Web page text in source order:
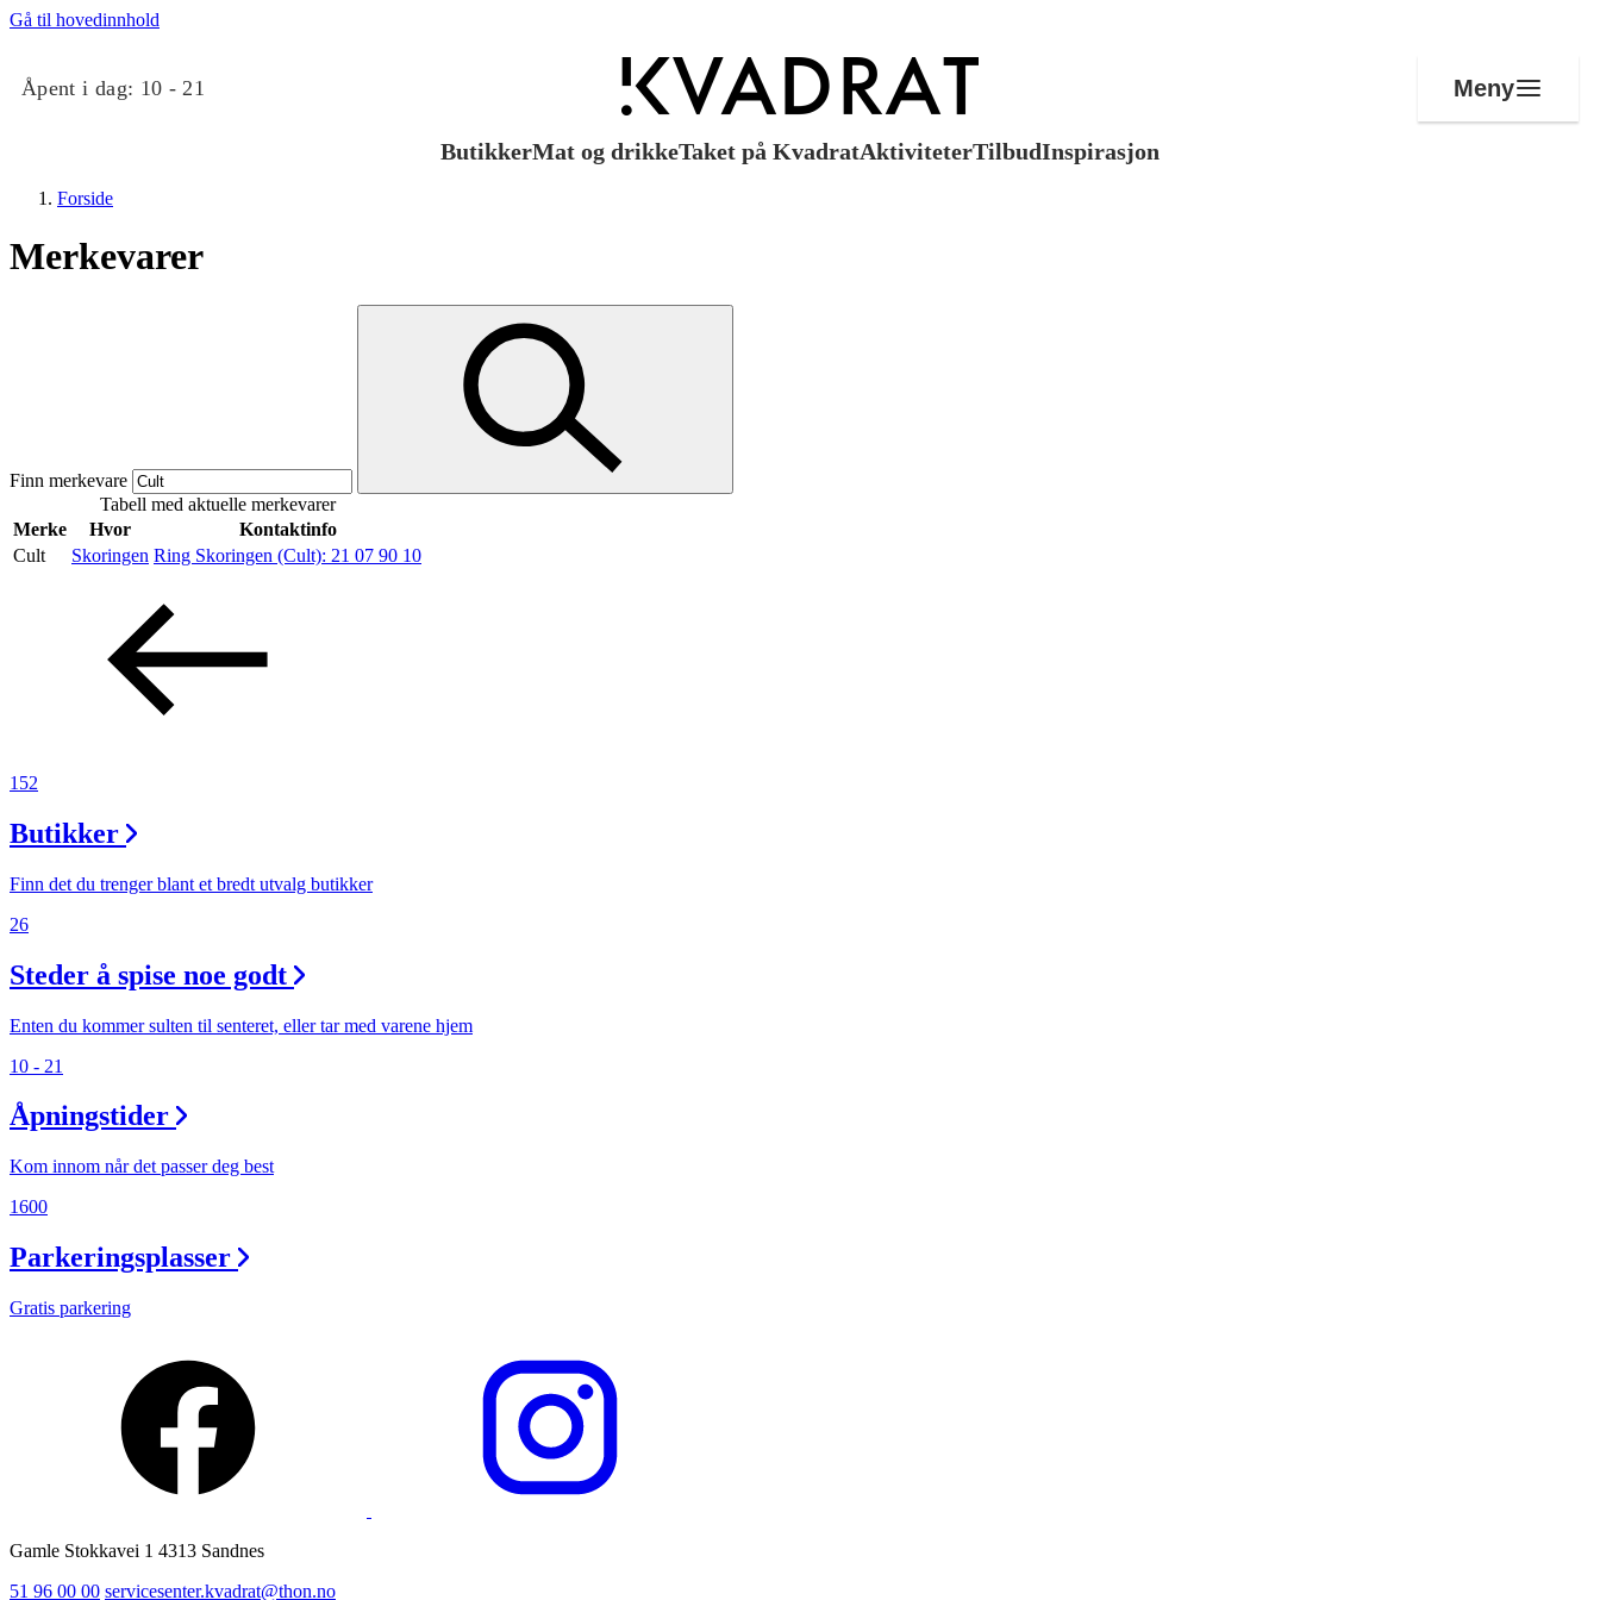
Gå til hovedinnhold
Åpent i dag: 10 - 21 Meny
ButikkerMat og drikkeTaket på KvadratAktiviteterTilbudInspirasjon
Mat og drikke
Taket på Kvadrat
Aktiviteter
Tilbud
Søk
Åpningstider
Praktisk informasjon
Magasin
Forside
Merkevarer
Finn merkevare
Tabell med aktuelle merkevarer
Merke
Hvor
Kontaktinfo
Cult
Skoringen Ring Skoringen (Cult): 21 07 90 10
152
Butikker
Finn det du trenger blant et bredt utvalg butikker
26
Steder å spise noe godt
Enten du kommer sulten til senteret, eller tar med varene hjem
10 - 21
Åpningstider
Kom innom når det passer deg best
1600
Parkeringsplasser
Gratis parkering
Gamle Stokkavei 1 4313 Sandnes
51 96 00 00 servicesenter.kvadrat@thon.no